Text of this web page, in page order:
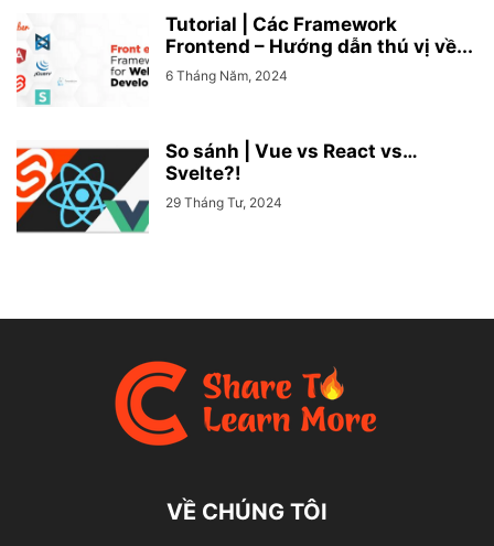
Tutorial | Các Framework
Frontend – Hướng dẫn thú vị về...
6 Tháng Năm, 2024
So sánh | Vue vs React vs…
Svelte?!
29 Tháng Tư, 2024
VỀ CHÚNG TÔI